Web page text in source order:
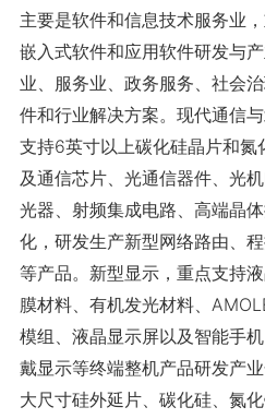
主要是软件和信息技术服务业
嵌入式软件和应用软件研发与
业、服务业、政务服务、社会
件和行业解决方案。现代通信
支持6英寸以上碳化硅晶片和
及通信芯片、光通信器件、光
光器、射频集成电路、高端晶
化，研发生产新型网络路由、
等产品。新型显示，重点支持
膜材料、有机发光材料、
模组、液晶显示屏以及智能手
戴显示等终端整机产品研发产
大尺寸硅外延片、碳化硅、氮